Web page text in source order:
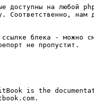
доступны на любой
Соответственно,
блека - можно
не пропустит.
is the